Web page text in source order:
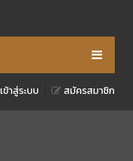
เข้าสู่ระบบ สมัครสมาชิก